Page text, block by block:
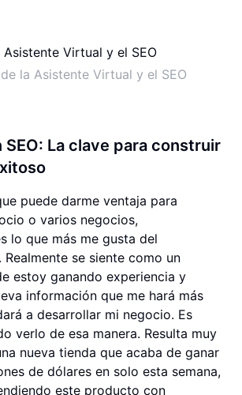
la Asistente Virtual y el SEO
La clave para construir
puede darme ventaja para
o varios negocios,
lo que más me gusta del
se siente como un
estoy ganando experiencia y
información que me hará más
a desarrollar mi negocio. Es
verlo de esa manera. Resulta muy
nueva tienda que acaba de ganar
de dólares en solo esta semana,
este producto con